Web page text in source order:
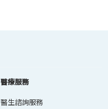
醫療服務
醫生諮詢服務